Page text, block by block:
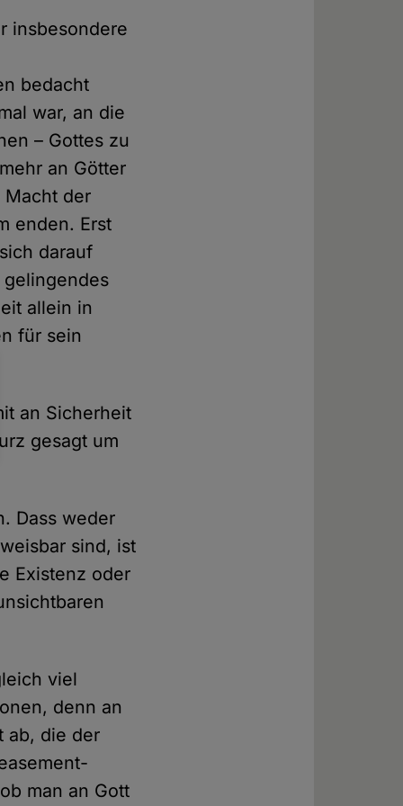
insbesondere
bedacht
war, an die
– Gottes zu
an Götter
der
enden. Erst
darauf
allein in
für sein
an Sicherheit
gesagt um
Dass weder
sind, ist
Existenz oder
viel
denn an
ab, die der
man an Gott